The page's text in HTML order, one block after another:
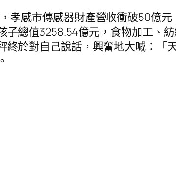
孝感市傳感器財產營收衝破50億
子總值3258.54億元，食物加工、
終於對自己說話，興奮地大喊：「